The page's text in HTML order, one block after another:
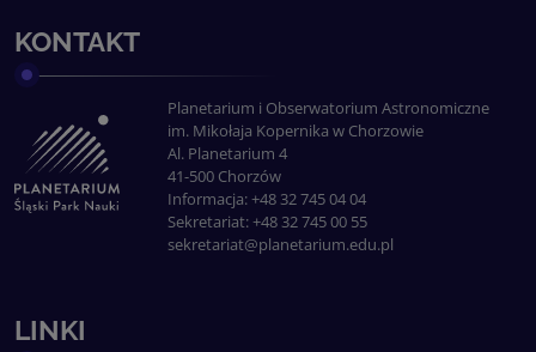
KONTAKT
Planetarium i Obserwatorium Astronomiczne
im. Mikołaja Kopernika w Chorzowie
Al. Planetarium 4
41-500 Chorzów
Informacja: +48 32 745 04 04
Sekretariat: +48 32 745 00 55
sekretariat@planetarium.edu.pl
LINKI